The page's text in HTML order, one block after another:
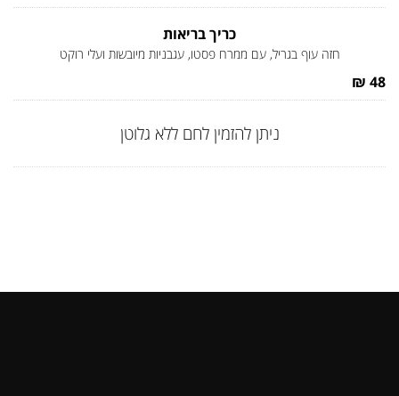
כריך בריאות
חזה עוף בגריל, עם ממרח פסטו, עגבניות מיובשות ועלי רוקט
48 ₪
ניתן להזמין לחם ללא גלוטן